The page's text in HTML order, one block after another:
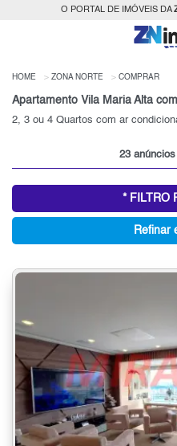
O PORTAL DE IMÓVEIS DA
HOME ZONA NORTE COMPRAR
2, 3 ou 4 Quartos com ar
23
* FILTRO
Refinar